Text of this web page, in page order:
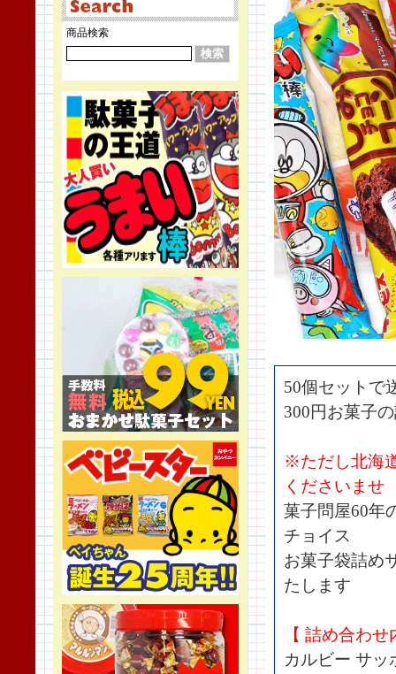
商品検索
50個セットで
300円お菓子
※ただし北海
くださいませ
菓子問屋60年
チョイス
お菓子袋詰め
たします
【 詰め合わ
カルビー サッ